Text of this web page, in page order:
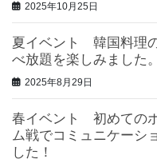
2025年10月25日
夏イベント 韓国料理
べ放題を楽しみました。
2025年8月29日
春イベント 初めての
ム戦でコミュニケーシ
した！